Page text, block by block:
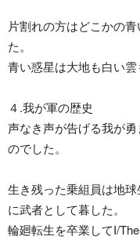
片割れの方はどこかの
た。
青い惑星は大地も白い雲
４.我が軍の歴史
声なき声が告げる我が
のでした。
生き残った乗組員は地
に武者として暮した。
輪廻転生を卒業してI/